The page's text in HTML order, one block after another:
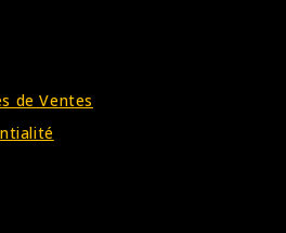
de Ventes